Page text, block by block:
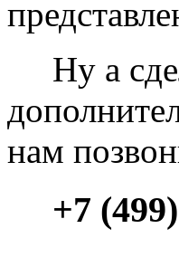
Ну а
нам
+7 (499)